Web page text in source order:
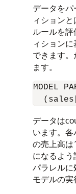
データを
ィション
ルールを
ィション
できます
ます。
MODEL
データは
います。
の売上高
になるよ
パラレルに
モデルの実